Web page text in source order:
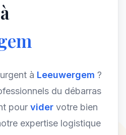
à Leeuwergem ?
du débarras
pour vider votre bien
expertise logistique